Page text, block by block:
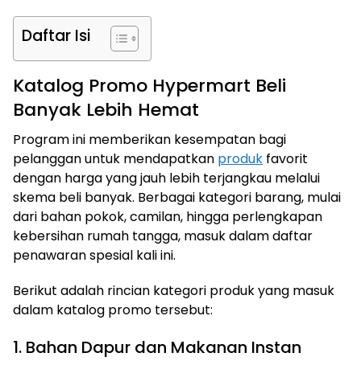
Daftar Isi
Katalog Promo Hypermart Beli
Banyak Lebih Hemat
Program ini memberikan kesempatan bagi
pelanggan untuk mendapatkan produk favorit
dengan harga yang jauh lebih terjangkau melalui
skema beli banyak. Berbagai kategori barang, mulai
dari bahan pokok, camilan, hingga perlengkapan
kebersihan rumah tangga, masuk dalam daftar
penawaran spesial kali ini.
Berikut adalah rincian kategori produk yang masuk
dalam katalog promo tersebut:
1. Bahan Dapur dan Makanan Instan